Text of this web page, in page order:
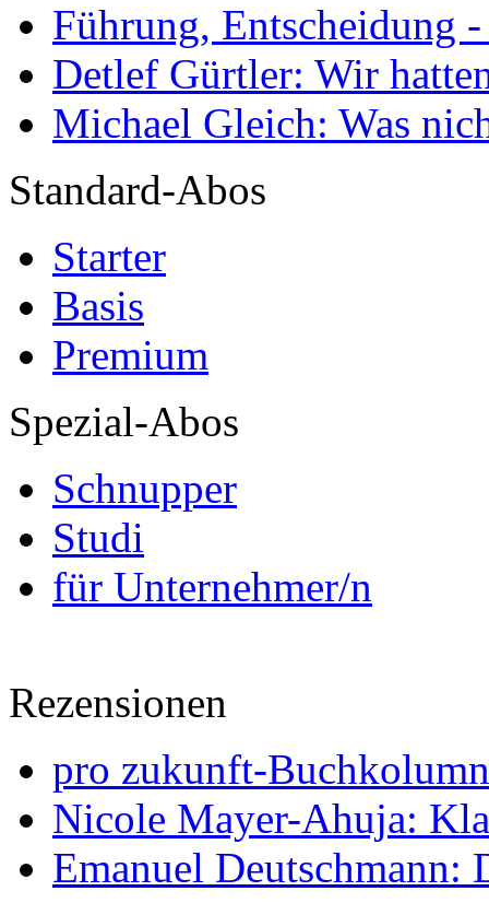
Führung, Entscheidung
Detlef Gürtler: Wir
Michael Gleich: Was
Standard-Abos
Starter
Basis
Premium
Spezial-Abos
Schnupper
Studi
für Unternehmer/n
Rezensionen
pro zukunft-
Nicole Mayer-Ahuja:
Emanuel Deutschmann: